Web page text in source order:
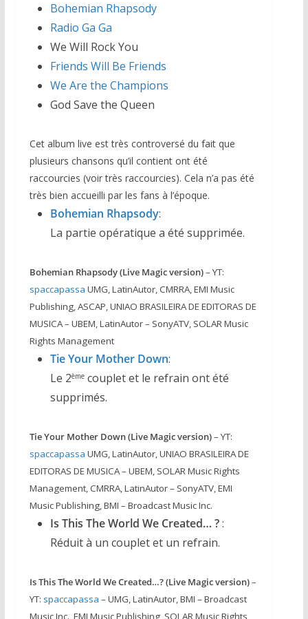
Bohemian Rhapsody
Radio Ga Ga
We Will Rock You
Friends Will Be Friends
We Are the Champions
God Save the Queen
Cet album live est très controversé du fait que
plusieurs chansons qu’il contient ont été
raccourcies (voir très raccourcies). Cela n’a pas été
très bien accueilli par les fans à l’époque.
Bohemian Rhapsody:
La partie opératique a été supprimée.
Bohemian Rhapsody (Live Magic version)– YT:
spaccapassa UMG, LatinAutor, CMRRA, EMI Music
Publishing, ASCAP, UNIAO BRASILEIRA DE EDITORAS DE
MUSICA – UBEM, LatinAutor – SonyATV, SOLAR Music
Rights Management
Tie Your Mother Down:
Le 2èmecouplet et le refrain ont été
supprimés.
Tie Your Mother Down (Live Magic version)– YT:
spaccapassa UMG, LatinAutor, UNIAO BRASILEIRA DE
EDITORAS DE MUSICA – UBEM, SOLAR Music Rights
Management, CMRRA, LatinAutor – SonyATV, EMI
Music Publishing, BMI – Broadcast Music Inc.
Is This The World We Created… ?:
Réduit à un couplet et un refrain.
Is This The World We Created…? (Live Magic version)–
YT: spaccapassa – UMG, LatinAutor, BMI – Broadcast
Music Inc., EMI Music Publishing, SOLAR Music Rights